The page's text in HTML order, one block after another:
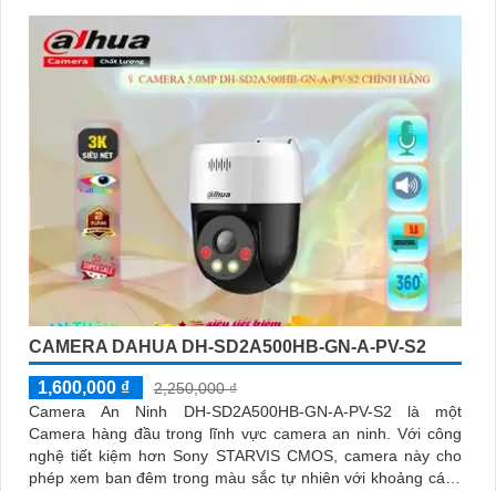
CAMERA DAHUA DH-SD2A500HB-GN-A-PV-S2
1,600,000 ₫
2,250,000 ₫
Camera An Ninh DH-SD2A500HB-GN-A-PV-S2 là một
Camera hàng đầu trong lĩnh vực camera an ninh. Với công
nghệ tiết kiệm hơn Sony STARVIS CMOS, camera này cho
phép xem ban đêm trong màu sắc tự nhiên với khoảng cách